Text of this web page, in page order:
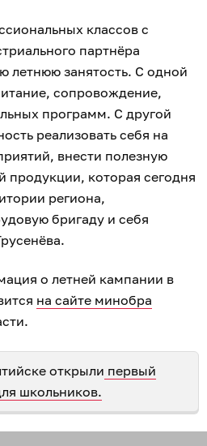
классов с
партнёра
летнюю занятость. С одной
сопровождение,
программ. С другой
реализовать себя на
внести полезную
продукции, которая сегодня
региона,
бригаду и себя
о летней кампании в
на сайте минобра
открыли первый
школьников.